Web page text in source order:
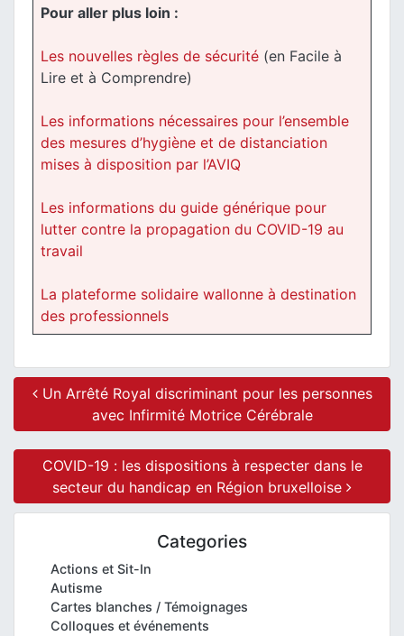
Pour aller plus loin :
Les nouvelles règles de sécurité (en Facile à
Lire et à Comprendre)
Les informations nécessaires pour l’ensemble
des mesures d’hygiène et de distanciation
mises à disposition par l’AVIQ
Les informations du guide générique pour
lutter contre la propagation du COVID-19 au
travail
La plateforme solidaire wallonne à destination
des professionnels
Post navigation
Un Arrêté Royal discriminant pour les personnes
avec Infirmité Motrice Cérébrale
COVID-19 : les dispositions à respecter dans le
secteur du handicap en Région bruxelloise
Categories
Actions et Sit-In
Autisme
Cartes blanches / Témoignages
Colloques et événements